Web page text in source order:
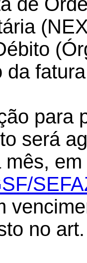
da
para
será
mês,
no